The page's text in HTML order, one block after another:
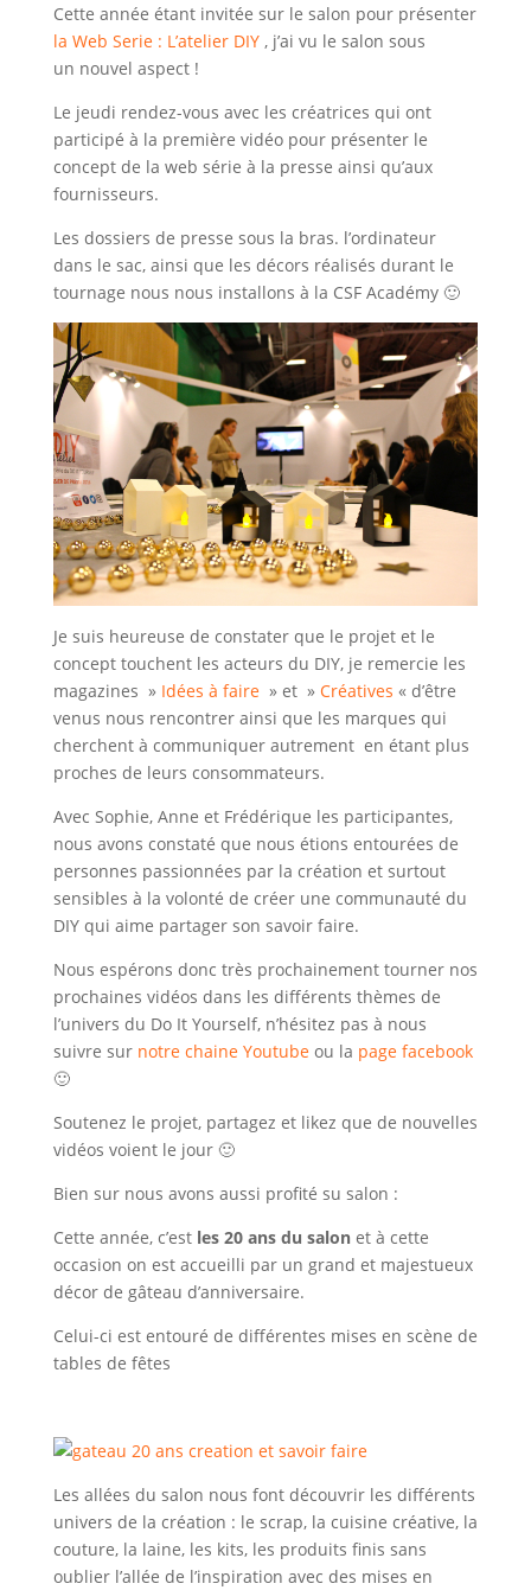
Cette année étant invitée sur le salon pour présenter
la Web Serie : L’atelier DIY, j’ai vu le salon sous
un nouvel aspect !
Le jeudi rendez-vous avec les créatrices qui ont
participé à la première vidéo pour présenter le
concept de la web série à la presse ainsi qu’aux
fournisseurs.
Les dossiers de presse sous la bras. l’ordinateur
dans le sac, ainsi que les décors réalisés durant le
tournage nous nous installons à la CSF Académy 🙂
Je suis heureuse de constater que le projet et le
concept touchent les acteurs du DIY, je remercie les
magazines » Idées à faire» et » Créatives « d’être
venus nous rencontrer ainsi que les marques qui
cherchent à communiquer autrement en étant plus
proches de leurs consommateurs.
Avec Sophie, Anne et Frédérique les participantes,
nous avons constaté que nous étions entourées de
personnes passionnées par la création et surtout
sensibles à la volonté de créer une communauté du
DIY qui aime partager son savoir faire.
Nous espérons donc très prochainement tourner nos
prochaines vidéos dans les différents thèmes de
l’univers du Do It Yourself, n’hésitez pas à nous
suivre sur notre chaine Youtubeou la page facebook
🙂
Soutenez le projet, partagez et likez que de nouvelles
vidéos voient le jour 🙂
Bien sur nous avons aussi profité su salon :
Cette année, c’est les 20 ans du salonet à cette
occasion on est accueilli par un grand et majestueux
décor de gâteau d’anniversaire.
Celui-ci est entouré de différentes mises en scène de
tables de fêtes
Les allées du salon nous font découvrir les différents
univers de la création : le scrap, la cuisine créative, la
couture, la laine, les kits, les produits finis sans
oublier l’allée de l’inspiration avec des mises en